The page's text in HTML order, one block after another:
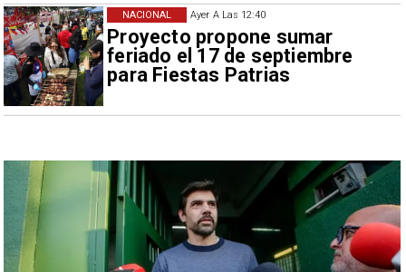
Ayer A Las 12:40
Proyecto propone sumar
feriado el 17 de septiembre
para Fiestas Patrias
NACIONAL